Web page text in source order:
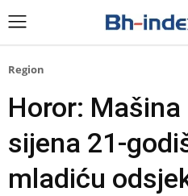
Region
Horor:
sijena 21-
mladiću